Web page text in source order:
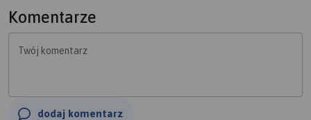
Komentarze
Twój komentarz
dodaj komentarz